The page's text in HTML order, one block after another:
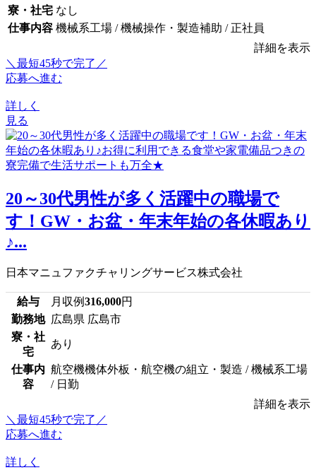
寮・社宅 なし
仕事内容 機械系工場 / 機械操作・製造補助 / 正社員
詳細を表示
＼最短45秒で完了／
応募へ進む
詳しく
見る
20～30代男性が多く活躍中の職場で
す！GW・お盆・年末年始の各休暇あり
♪...
日本マニュファクチャリングサービス株式会社
給与 月収例316,000円
勤務地
広島県 広島市
寮・社
宅
あり
仕事内
容
航空機機体外板・航空機の組立・製造 / 機械系工場
/ 日勤
詳細を表示
＼最短45秒で完了／
応募へ進む
詳しく